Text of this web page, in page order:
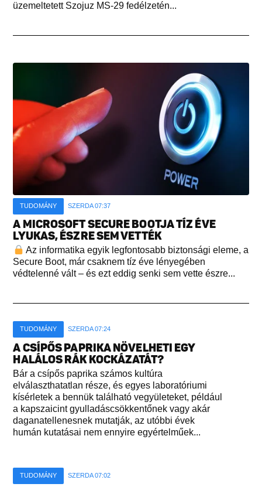
üzemeltetett Szojuz MS-29 fedélzetén...
TUDOMÁNY SZERDA 07:37
A MICROSOFT SECURE BOOTJA TÍZ ÉVE
LYUKAS, ÉSZRE SEM VETTÉK
Az informatika egyik legfontosabb biztonsági eleme, a
Secure Boot, már csaknem tíz éve lényegében
védtelenné vált – és ezt eddig senki sem vette észre...
TUDOMÁNY SZERDA 07:24
A CSÍPŐS PAPRIKA NÖVELHETI EGY
HALÁLOS RÁK KOCKÁZATÁT?
Bár a csípős paprika számos kultúra
elválaszthatatlan része, és egyes laboratóriumi
kísérletek a bennük található vegyületeket, például
a kapszaicint gyulladáscsökkentőnek vagy akár
daganatellenesnek mutatják, az utóbbi évek
humán kutatásai nem ennyire egyértelműek...
TUDOMÁNY SZERDA 07:02